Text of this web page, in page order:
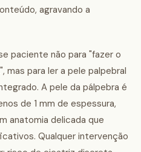
agravando a
paciente não para "fazer o
mas para ler a pele palpebral
A pele da pálpebra é
de 1 mm de espessura,
anatomia delicada que
Qualquer intervenção